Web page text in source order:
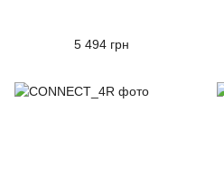
5 494 грн